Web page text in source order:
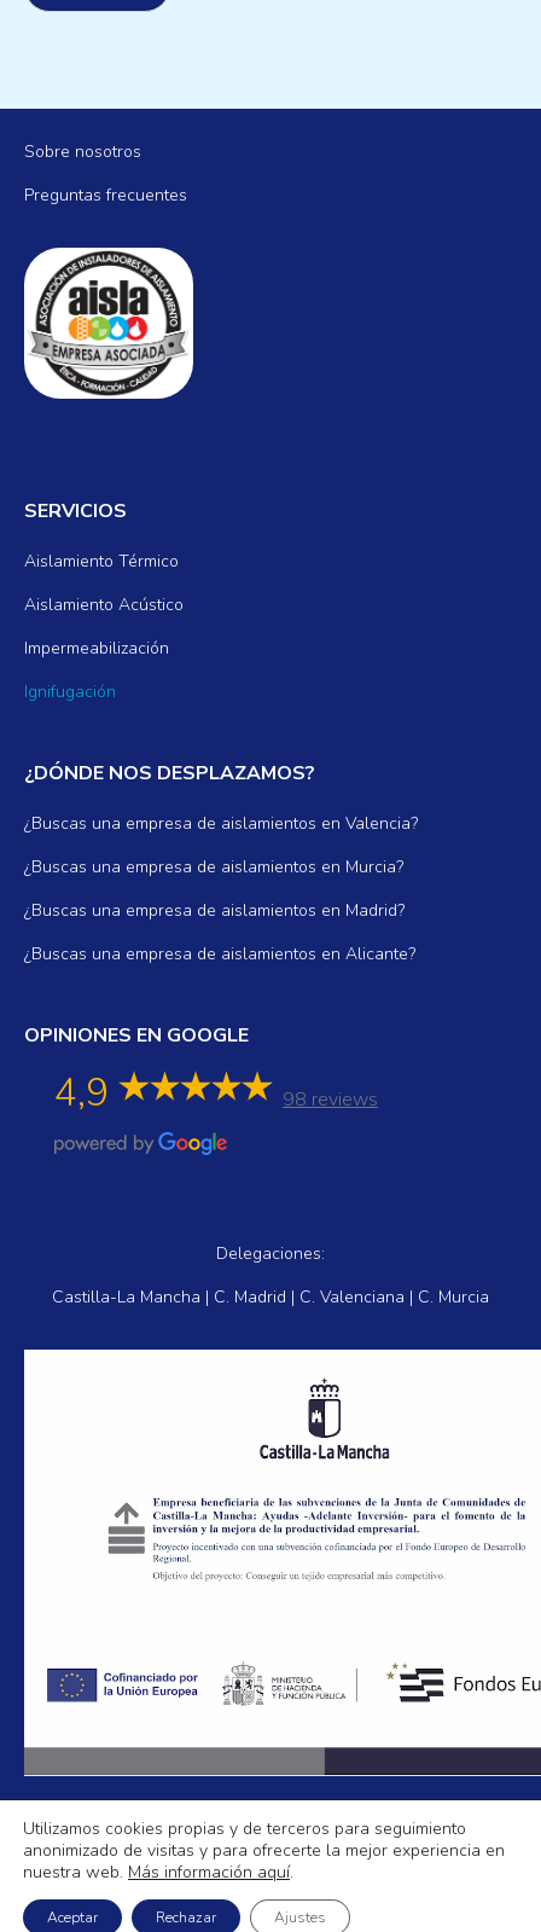
Sobre nosotros
Preguntas frecuentes
SERVICIOS
Aislamiento Térmico
Aislamiento Acústico
Impermeabilización
Ignifugación
¿DÓNDE NOS DESPLAZAMOS?
¿Buscas una empresa de aislamientos en Valencia?
¿Buscas una empresa de aislamientos en Murcia?
¿Buscas una empresa de aislamientos en Madrid?
¿Buscas una empresa de aislamientos en Alicante?
OPINIONES EN GOOGLE
4,9 98 reviews
Delegaciones:
Castilla-La Mancha | C. Madrid | C. Valenciana | C. Murcia
Aislamientos La Mancha
Política de Privacidad|Aviso legal|Política de Cookies
Utilizamos cookies propias y de terceros para seguimiento
anonimizado de visitas y para ofrecerte la mejor experiencia en
nuestra web. Más información aquí.
Aceptar Rechazar Ajustes